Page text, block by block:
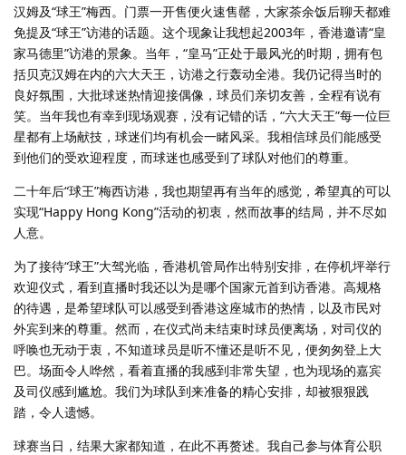
汉姆及“球王”梅西。门票一开售便火速售罄，大家茶余饭后聊天都难
免提及“球王”访港的话题。这个现象让我想起2003年，香港邀请“皇
家马德里”访港的景象。当年，“皇马”正处于最风光的时期，拥有包
括贝克汉姆在内的六大天王，访港之行轰动全港。我仍记得当时的
良好氛围，大批球迷热情迎接偶像，球员们亲切友善，全程有说有
笑。当年我也有幸到现场观赛，没有记错的话，“六大天王”每一位巨
星都有上场献技，球迷们均有机会一睹风采。我相信球员们能感受
到他们的受欢迎程度，而球迷也感受到了球队对他们的尊重。
二十年后“球王”梅西访港，我也期望再有当年的感觉，希望真的可以
实现“Happy Hong Kong”活动的初衷，然而故事的结局，并不尽如
人意。
为了接待“球王”大驾光临，香港机管局作出特别安排，在停机坪举行
欢迎仪式，看到直播时我还以为是哪个国家元首到访香港。高规格
的待遇，是希望球队可以感受到香港这座城市的热情，以及市民对
外宾到来的尊重。然而，在仪式尚未结束时球员便离场，对司仪的
呼唤也无动于衷，不知道球员是听不懂还是听不见，便匆匆登上大
巴。场面令人哗然，看着直播的我感到非常失望，也为现场的嘉宾
及司仪感到尴尬。我们为球队到来准备的精心安排，却被狠狠践
踏，令人遗憾。
球赛当日，结果大家都知道，在此不再赘述。我自己参与体育公职